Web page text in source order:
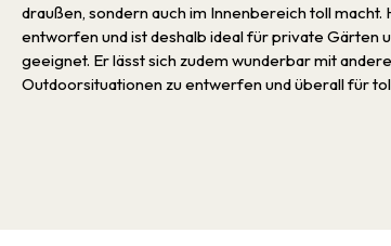
draußen, sondern auch im Innenbereich toll
entworfen und ist deshalb ideal für private Gärten
geeignet. Er lässt sich zudem wunderbar mit
Outdoorsituationen zu entwerfen und überall für